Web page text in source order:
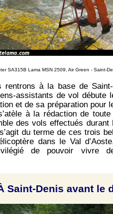
SA315B Lama MSN 2509, Air Green - Saint-
rentrons à la base de
assistants de vol débute
et de sa préparation pour
à la rédaction de
des vols effectués
du terme de ces trois
dans le Val
de pouvoir vivre
Saint-Denis avant le